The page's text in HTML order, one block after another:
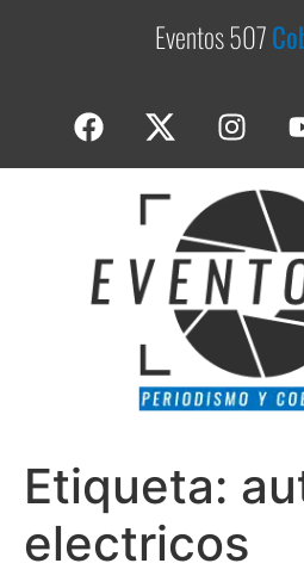
Eventos 507Co
Etiqueta:
electricos